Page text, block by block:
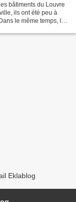
bâtiments du Louvre
ils ont été peu à
le même temps, la
Eklablog